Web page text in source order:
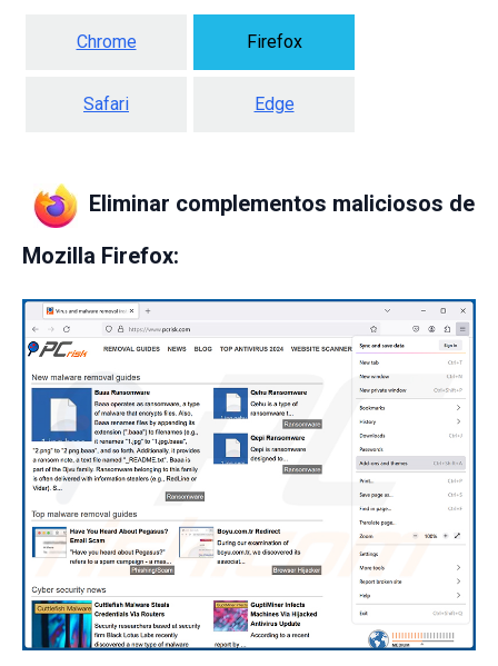
Chrome Firefox
Safari Edge
Eliminar complementos maliciosos de
Mozilla Firefox: